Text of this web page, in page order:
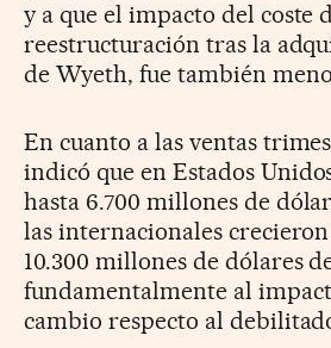
y a que el impacto del coste
reestructuración tras la
de Wyeth, fue también
En cuanto a las ventas
indicó que en Estados
hasta 6.700 millones de
las internacionales crecieron
10.300 millones de dólares
fundamentalmente al
cambio respecto al